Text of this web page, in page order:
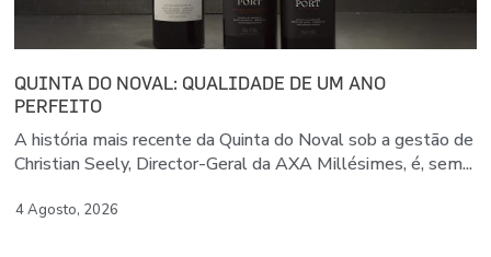
QUINTA DO NOVAL: QUALIDADE DE UM ANO
PERFEITO
A história mais recente da Quinta do Noval sob a gestão de
Christian Seely, Director-Geral da AXA Millésimes, é, sem...
4 Agosto, 2026